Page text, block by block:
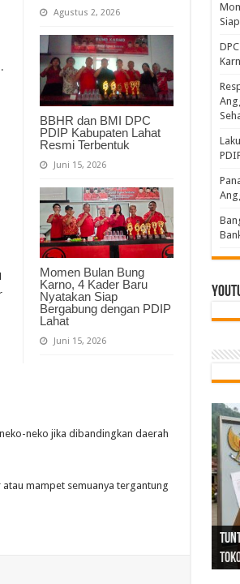
Agustus 2, 2026
BBHR dan BMI DPC
PDIP Kabupaten Lahat
Resmi Terbentuk
Juni 15, 2026
Momen Bulan Bung
Karno, 4 Kader Baru
Nyatakan Siap
Bergabung dengan PDIP
Lahat
Juni 15, 2026
neko jika dibandingkan daerah
mampet semuanya tergantung